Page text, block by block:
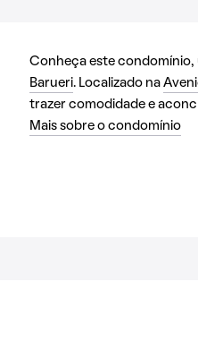
Conheça este condomínio,
Barueri. Localizado na
trazer comodidade e
Mais sobre o condomínio